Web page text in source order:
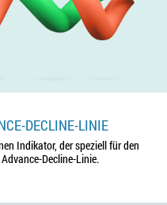
DECLINE-LINIE
Indikator, der speziell für den
Decline-Linie.